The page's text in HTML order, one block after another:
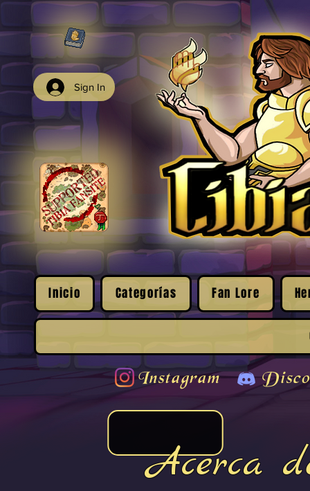
Sign In
Inicio Categorías Fan Lore
Instagram
Acerca